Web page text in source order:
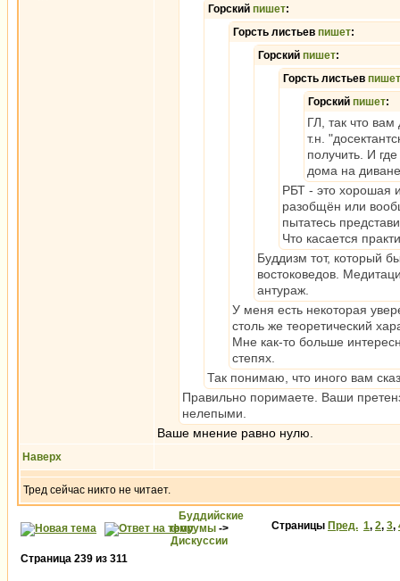
Горский пишет:
Горсть листьев пишет:
Горский пишет:
Горсть листьев пишет
Горский пишет:
ГЛ, так что
т.н.
получить. И
дома на
РБТ - это хорошая
разобщён или
пытатесь
Что касается
Буддизм тот, который
востоковедов.
антураж.
У меня есть некоторая
столь же теоретический
Мне как-то больше
степях.
Так понимаю, что иного вам
Правильно поримаете. Ваши
нелепыми.
Ваше мнение равно нулю.
Наверх
Тред сейчас никто не читает.
Буддийские
форумы ->
Дискуссии
Страницы Пред. 1, 2, 3,
Страница 239 из 311